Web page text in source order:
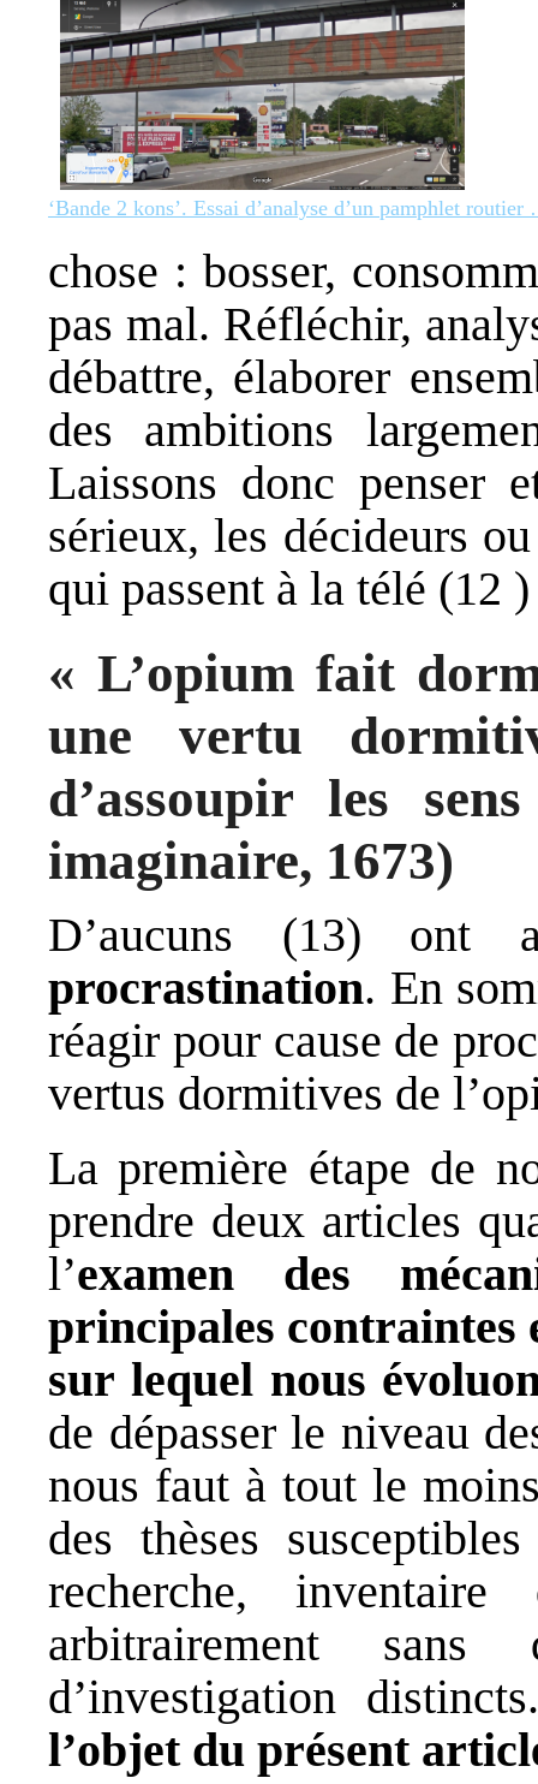
‘Bande 2 kons’. Essai d’analyse d’un pamphlet
chose : bosser,
pas mal. Réfléchir,
débattre, élaborer
des ambitions
Laissons donc penser
sérieux, les décideurs
qui passent à la télé (12 )
« L’opium fait
une vertu
d’assoupir les
imaginaire, 1673)
D’aucuns (13) ont
procrastination. En
réagir pour cause de
vertus dormitives de
La première étape de
prendre deux articles
l’examen des
principales contraintes
sur lequel nous
de dépasser le niveau
nous faut à tout le
des thèses
recherche,
arbitrairement
d’investigation
l’objet du présent